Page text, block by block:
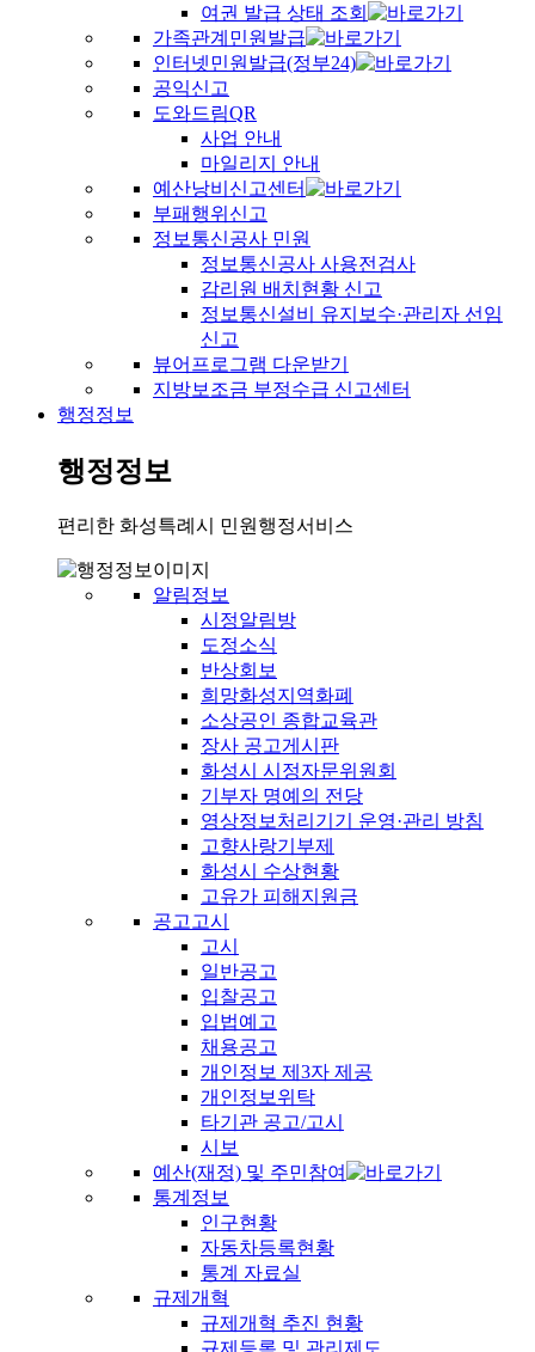
여권 발급 상태 조회
가족관계민원발급
인터넷민원발급(정부24)
공익신고
도와드림QR
사업 안내
마일리지 안내
예산낭비신고센터
부패행위신고
정보통신공사 민원
정보통신공사 사용전검사
감리원 배치현황 신고
정보통신설비 유지보수·관리자 선임
신고
뷰어프로그램 다운받기
지방보조금 부정수급 신고센터
행정정보
행정정보
편리한 화성특례시 민원행정서비스
알림정보
시정알림방
도정소식
반상회보
희망화성지역화폐
소상공인 종합교육관
장사 공고게시판
화성시 시정자문위원회
기부자 명예의 전당
영상정보처리기기 운영·관리 방침
고향사랑기부제
화성시 수상현황
고유가 피해지원금
공고고시
고시
일반공고
입찰공고
입법예고
채용공고
개인정보 제3자 제공
개인정보위탁
타기관 공고/고시
시보
예산(재정) 및 주민참여
통계정보
인구현황
자동차등록현황
통계 자료실
규제개혁
규제개혁 추진 현황